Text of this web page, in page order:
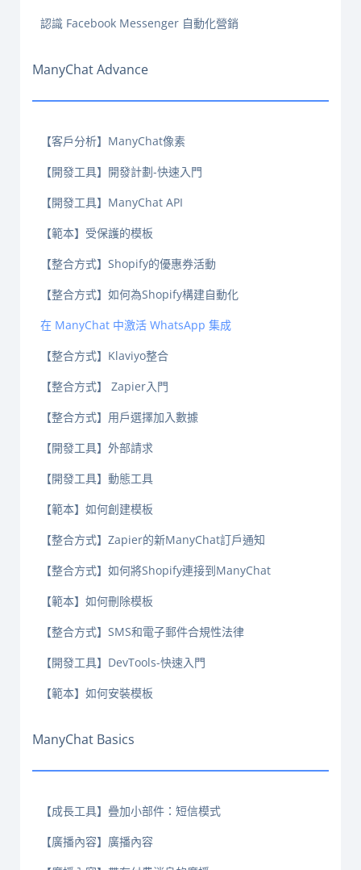
認識 Facebook Messenger 自動化營銷
ManyChat Advance
【客戶分析】ManyChat像素
【開發工具】開發計劃-快速入門
【開發工具】ManyChat API
【範本】受保護的模板
【整合方式】Shopify的優惠券活動
【整合方式】如何為Shopify構建自動化
在 ManyChat 中激活 WhatsApp 集成
【整合方式】Klaviyo整合
【整合方式】 Zapier入門
【整合方式】用戶選擇加入數據
【開發工具】外部請求
【開發工具】動態工具
【範本】如何創建模板
【整合方式】Zapier的新ManyChat訂戶通知
【整合方式】如何將Shopify連接到ManyChat
【範本】如何刪除模板
【整合方式】SMS和電子郵件合規性法律
【開發工具】DevTools-快速入門
【範本】如何安裝模板
ManyChat Basics
【成長工具】疊加小部件：短信模式
【廣播內容】廣播內容